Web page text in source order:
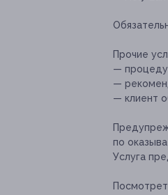
Прочие
—
—
— клиент
по
Услуга